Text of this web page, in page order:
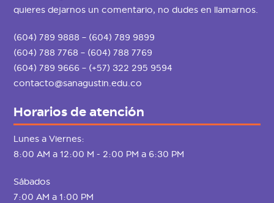
quieres dejarnos un comentario, no dudes en llamarnos.
(604) 789 9888 – (604) 789 9899
(604) 788 7768 – (604) 788 7769
(604) 789 9666 – (+57) 322 295 9594
contacto@sanagustin.edu.co
Horarios de atención
Lunes a Viernes:
8:00 AM a 12:00 M - 2:00 PM a 6:30 PM
Sábados
7:00 AM a 1:00 PM